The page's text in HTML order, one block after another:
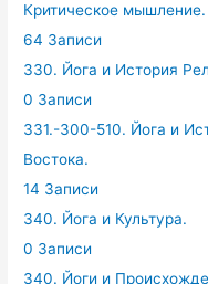
Критическое мышление.
64 Записи
330. Йога и История
0 Записи
331.-300-510. Йога и
Востока.
14 Записи
340. Йога и Культура.
0 Записи
340. Йоги и